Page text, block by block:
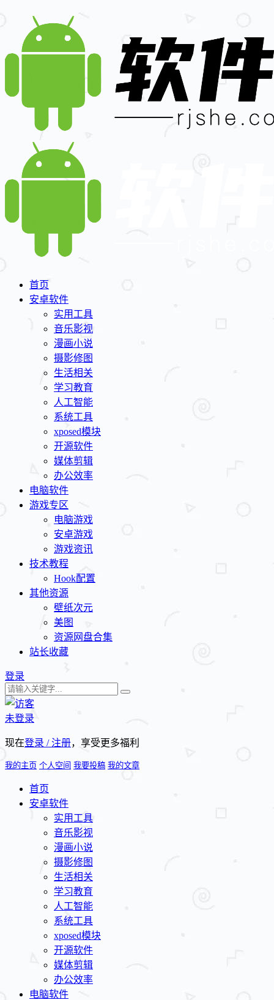
首页
安卓软件
实用工具
音乐影视
漫画小说
摄影修图
生活相关
学习教育
人工智能
系统工具
xposed模块
开源软件
媒体剪辑
办公效率
电脑软件
游戏专区
电脑游戏
安卓游戏
游戏资讯
技术教程
Hook配置
其他资源
壁纸次元
美图
资源网盘合集
站长收藏
登录
未登录
现在登录 / 注册，享受更多福利
我的主页 个人空间 我要投稿 我的文章
首页
安卓软件
实用工具
音乐影视
漫画小说
摄影修图
生活相关
学习教育
人工智能
系统工具
xposed模块
开源软件
媒体剪辑
办公效率
电脑软件